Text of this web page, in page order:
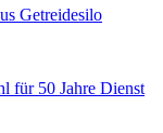
Getreidesilo
für 50 Jahre Dienst